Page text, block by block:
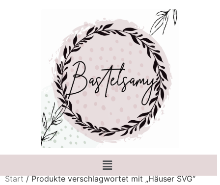
Start/ Produkte verschlagwortet mit „Häuser SVG“